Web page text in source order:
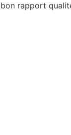
bon rapport